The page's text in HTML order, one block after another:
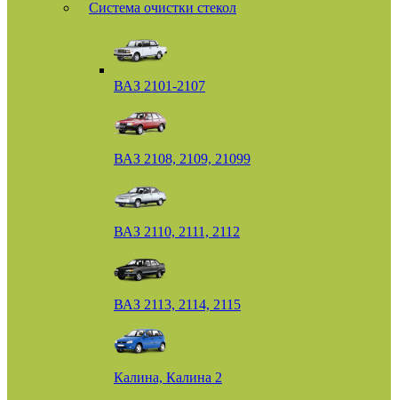
Система очистки стекол
ВАЗ 2101-2107
ВАЗ 2108, 2109, 21099
ВАЗ 2110, 2111, 2112
ВАЗ 2113, 2114, 2115
Калина, Калина 2